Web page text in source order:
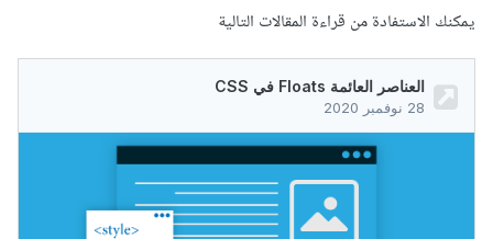
يمكنك الاستفادة من قراءة المقالات التالية